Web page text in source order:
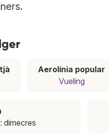
Aerolínia popular
Vueling
: dimecres